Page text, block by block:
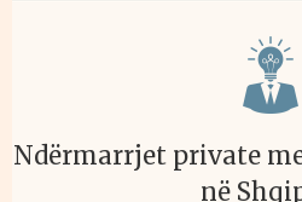
Ndërmarrjet private
në